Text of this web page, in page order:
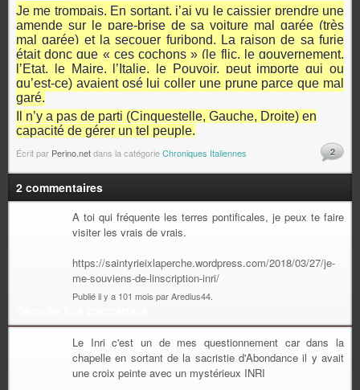
Je me trompais. En sortant, j’ai vu le caissier prendre une
amende sur le pare-brise de sa voiture mal garée (très
mal garée) et la secouer furibond. La raison de sa furie
était donc que « ces cochons » (le flic, le gouvernement,
l’Etat, le Maire, l’Italie, le Pouvoir, peut importe qui ou
qu’est-ce) avaient osé lui coller une prune parce que mal
garé.
Il n’y a pas de parti (Cinquestelle, Gauche, Droite) en
capacité de gérer un tel peuple.
Écrit par Perino.netdans la catégorieChroniques Italiennes 2
2 commentaires
A toi qui fréquente les terres pontificales, je peux te faire
visiter les vrais de vrais.
https://saintyrieixlaperche.wordpress.com/2018/03/27/je-
me-souviens-de-linscription-inri/
Publié il y a 101 mois par Aredius44.
Le Inri c'est un de mes questionnement car dans la
chapelle en sortant de la sacristie d'Abondance il y avait
une croix peinte avec un mystérieux INRI